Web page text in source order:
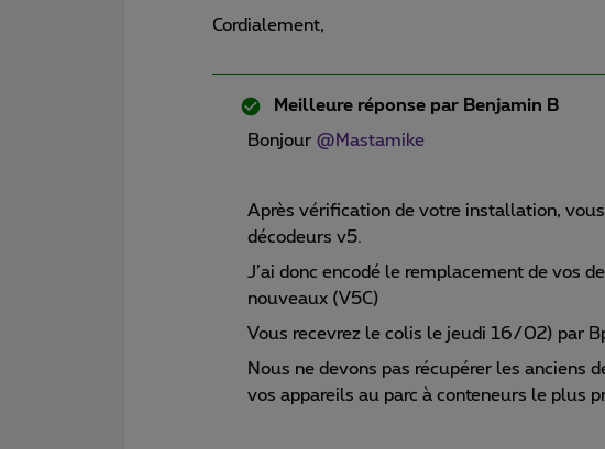
Cordialement,
Meilleure réponse par Benjamin B
Bonjour @Mastamike
Après vérification de votre installation,
décodeurs v5.
J’ai donc encodé le remplacement de vos
nouveaux (V5C)
Vous recevrez le colis le jeudi 16/02) par
Nous ne devons pas récupérer les anciens
vos appareils au parc à conteneurs le plus